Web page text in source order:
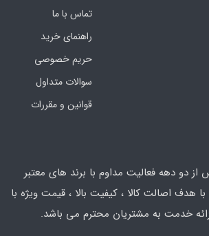
تماس با ما
راهنمای خرید
حریم خصوصی
سوالات متداول
قوانین و مقررات
از دو دهه فعالیت مداوم با برند های معتبر
با هدف اصالت کالا ، کیفیت بالا ، قیمت ویژه با
خدمت به مشتریان محترم می باشد.